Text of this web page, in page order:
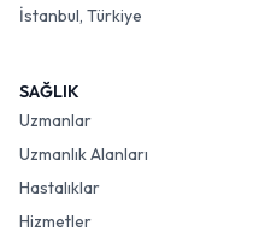
İstanbul, Türkiye
SAĞLIK
Uzmanlar
Uzmanlık Alanları
Hastalıklar
Hizmetler